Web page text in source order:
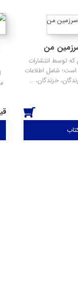
من
توسط انتشارات
است؛ شامل اطلاعات
خزندگان، …